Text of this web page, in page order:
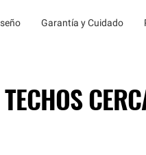
Garantía y Cuidado